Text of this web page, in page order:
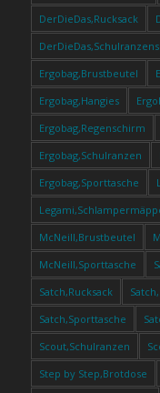
DerDieDas,Rucksack
Ergobag,Brustbeutel
Ergobag,Hangies
Ergobag,Regenschirm
Ergobag,Schulranzen
Ergobag,Sporttasche
McNeill,Brustbeutel
McNeill,Sporttasche
Satch,Rucksack
Satch,Sporttasche
Scout,Schulranzen
Step by Step,Brotdose